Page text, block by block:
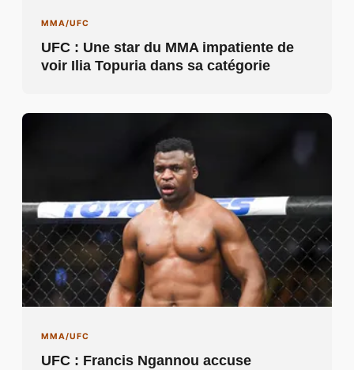
MMA/UFC
UFC : Une star du MMA impatiente de
voir Ilia Topuria dans sa catégorie
MMA/UFC
UFC : Francis Ngannou accuse